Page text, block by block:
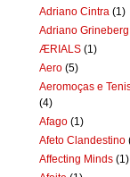
Adriano Cintra (1)
Adriano Grineberg
ÆRIALS (1)
Aero (5)
Aeromoças e
(4)
Afago (1)
Afeto Clandestino
Affecting Minds (1)